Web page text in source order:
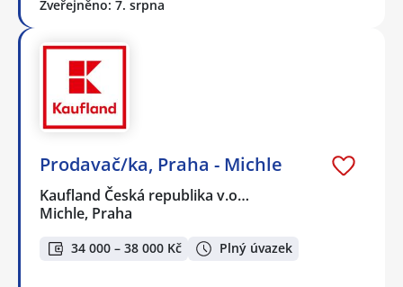
Zveřejněno: 7. srpna
Prodavač/ka, Praha - Michle
Kaufland Česká republika v.o…
Michle, Praha
34 000 – 38 000 Kč Plný úvazek